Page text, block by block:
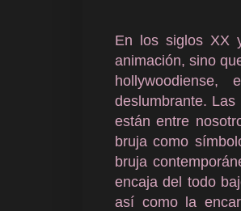
En los siglos XX
animación, sino
deslumbrante.
están entre
bruja como
bruja
encaja del todo
así como la